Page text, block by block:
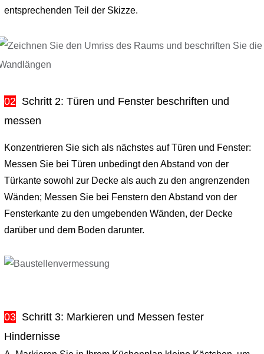
entsprechenden Teil der Skizze.
02 Schritt 2: Türen und Fenster beschriften und
messen
Konzentrieren Sie sich als nächstes auf Türen und Fenster:
Messen Sie bei Türen unbedingt den Abstand von der
Türkante sowohl zur Decke als auch zu den angrenzenden
Wänden; Messen Sie bei Fenstern den Abstand von der
Fensterkante zu den umgebenden Wänden, der Decke
darüber und dem Boden darunter.
03 Schritt 3: Markieren und Messen fester
Hindernisse